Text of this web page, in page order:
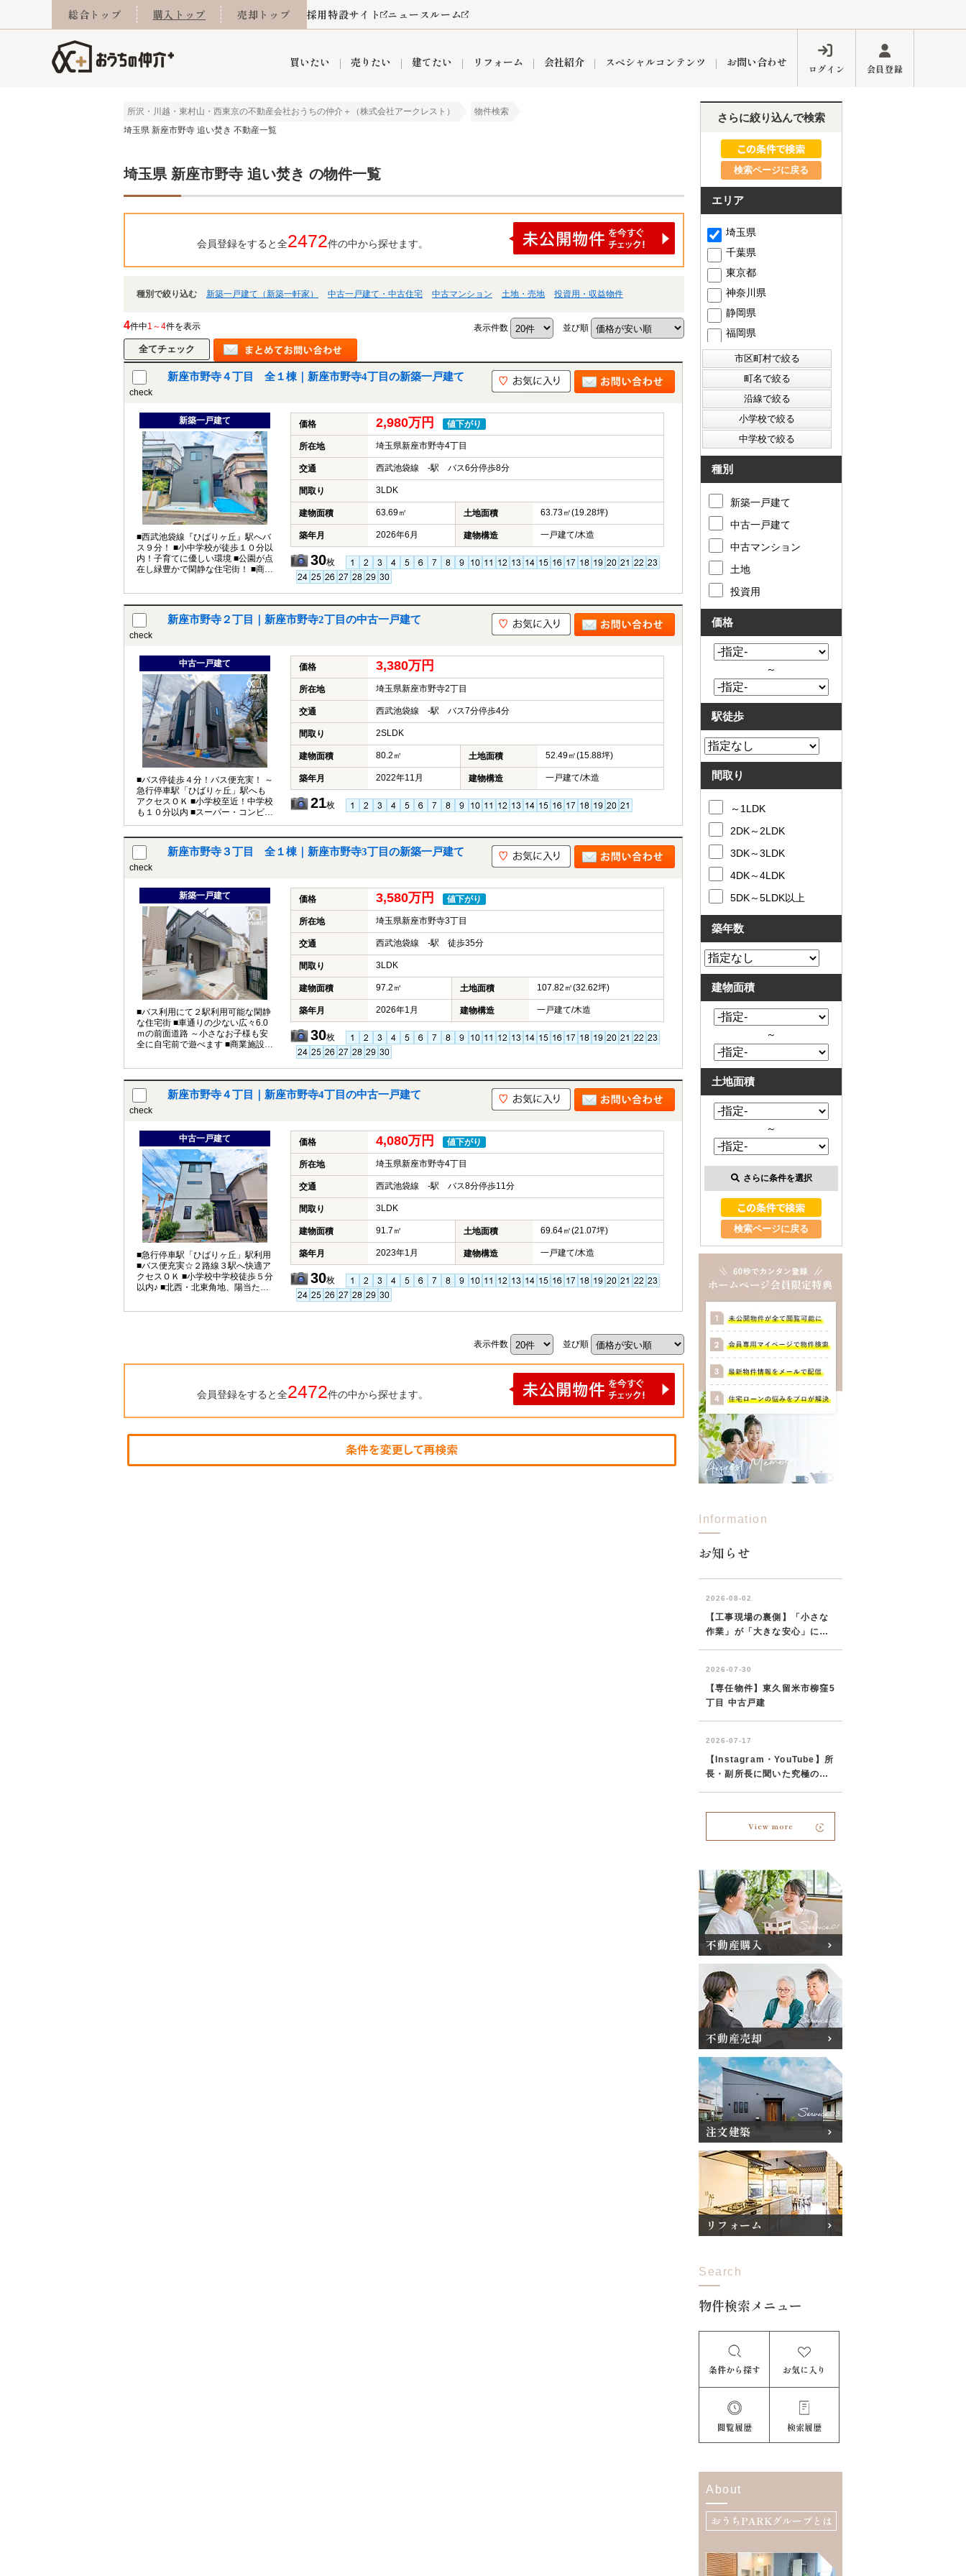
総合トップ 購入トップ 売却トップ 採用特設サイト ニュースルーム
買いたい
川越市 入間市 飯能市 狭山市 ふじみ野市 富士見市 志木市 新座市 朝霞市 西東京市 東村山市 東大和市
売りたい
練馬区
建てたい リフォーム 会社紹介
インフォメーション ブログ
秋津営業所 東久留米営業所
スペシャルコンテンツ お問い合わせ ログイン 会員登録
所沢・川越・東村山・西東京の不動産会社おうちの仲介＋（株式会社アークレスト）
物件検索
埼玉県 新座市野寺 追い焚き 不動産一覧
埼玉県 新座市野寺 追い焚き の物件一覧
会員登録をすると全2472件の中から探せます。
種別で絞り込む 新築一戸建て（新築一軒家） 中古一戸建て・中古住宅 中古マンション 土地・売地 投資用・収益物件
4件中1～4件を表示 表示件数 並び順
check
新座市野寺４丁目 全１棟｜新座市野寺4丁目の新築一戸建て
新築一戸建て
■西武池袋線『ひばりヶ丘』駅へバ
ス９分！ ■小中学校が徒歩１０分以
内！子育てに優しい環境 ■公園が点
在し緑豊かで閑静な住宅街！ ■商業
価格 2,980万円 値下がり
所在地 埼玉県新座市野寺4丁目
交通 西武池袋線 -駅 バス6分停歩8分
間取り 3LDK
建物面積 63.69㎡ 土地面積 63.73㎡(19.28坪)
築年月 2026年6月 建物構造 一戸建て/木造
30枚
check
新座市野寺２丁目｜新座市野寺2丁目の中古一戸建て
中古一戸建て
■バス停徒歩４分！バス便充実！ ～
急行停車駅「ひばりヶ丘」駅へも
アクセスＯＫ ■小学校至近！中学校
も１０分以内 ■スーパー・コンビニ
などが充実
価格 3,380万円
所在地 埼玉県新座市野寺2丁目
交通 西武池袋線 -駅 バス7分停歩4分
間取り 2SLDK
建物面積 80.2㎡ 土地面積 52.49㎡(15.88坪)
築年月 2022年11月 建物構造 一戸建て/木造
21枚
check
新座市野寺３丁目 全１棟｜新座市野寺3丁目の新築一戸建て
新築一戸建て
■バス利用にて２駅利用可能な閑静
な住宅街 ■車通りの少ない広々6.0
ｍの前面道路 ～小さなお子様も安
全に自宅前で遊べます ■商業施設が
価格 3,580万円 値下がり
所在地 埼玉県新座市野寺3丁目
交通 西武池袋線 -駅 徒歩35分
間取り 3LDK
建物面積 97.2㎡ 土地面積 107.82㎡(32.62坪)
築年月 2026年1月 建物構造 一戸建て/木造
30枚
check
新座市野寺４丁目｜新座市野寺4丁目の中古一戸建て
中古一戸建て
■急行停車駅「ひばりヶ丘」駅利用
■バス便充実☆２路線３駅へ快適ア
クセスＯＫ ■小学校中学校徒歩５分
以内♪ ■北西・北東角地、陽当たり
価格 4,080万円 値下がり
所在地 埼玉県新座市野寺4丁目
交通 西武池袋線 -駅 バス8分停歩11分
間取り 3LDK
建物面積 91.7㎡ 土地面積 69.64㎡(21.07坪)
築年月 2023年1月 建物構造 一戸建て/木造
30枚
表示件数 並び順
会員登録をすると全2472件の中から探せます。
さらに絞り込んで検索
検索ページに戻る
エリア
埼玉県
千葉県
東京都
神奈川県
静岡県
福岡県
種別
新築一戸建て
中古一戸建て
中古マンション
土地
投資用
価格
～
駅徒歩
間取り
～1LDK
2DK～2LDK
3DK～3LDK
4DK～4LDK
5DK～5LDK以上
築年数
建物面積
～
土地面積
～
さらに条件を選択
検索ページに戻る
Information
お知らせ
View more
不動産購入
不動産売却
注文建築
リフォーム
Search
物件検索メニュー
条件から探す お気に入り
閲覧履歴 検索履歴
About
おうちPARKグループとは